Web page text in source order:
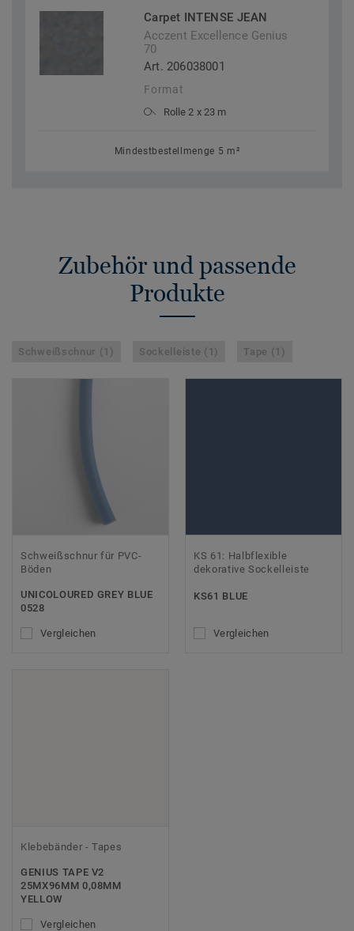
Carpet INTENSE JEAN
Acczent Excellence Genius
70
Art. 206038001
Format
Rolle 2 x 23 m
Mindestbestellmenge 5 m²
Zubehör und passende
Produkte
Schweißschnur (1) Sockelleiste (1) Tape (1)
Schweißschnur für PVC-
Böden
UNICOLOURED GREY BLUE
0528
Vergleichen
KS 61: Halbflexible
dekorative Sockelleiste
KS61 BLUE
Vergleichen
Klebebänder - Tapes
GENIUS TAPE V2
25MX96MM 0,08MM
YELLOW
Vergleichen